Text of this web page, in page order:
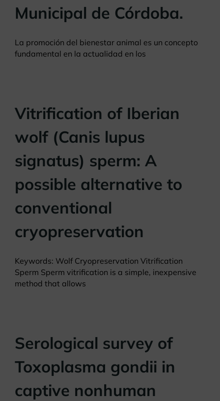
Municipal de Córdoba.
La promoción del bienestar animal es un concepto
fundamental en la actualidad en los
Vitrification of Iberian
wolf (Canis lupus
signatus) sperm: A
possible alternative to
conventional
cryopreservation
Keywords: Wolf Cryopreservation Vitrification
Sperm Sperm vitrification is a simple, inexpensive
method that allows
Serological survey of
Toxoplasma gondii in
captive nonhuman